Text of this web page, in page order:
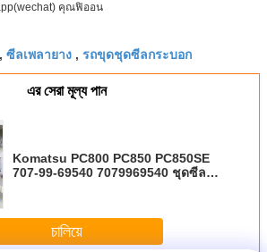
คุณฟิออน
, ซีลเพลายาง , รถขุดชุดซีลกระบอก
এর সেরা মূল্য পান
Komatsu PC800 PC850 PC850SE
707-99-69540 7079969540 ชุดซีล
চালিয়ে